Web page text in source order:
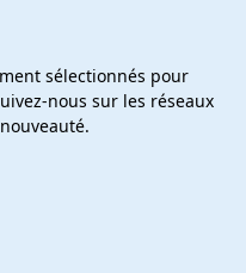
sélectionnés pour
nous sur les réseaux